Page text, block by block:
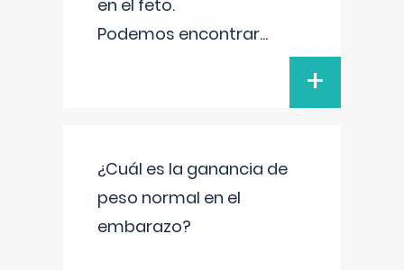
en el feto.
Podemos encontrar...
+
¿Cuál es la ganancia de
peso normal en el
embarazo?